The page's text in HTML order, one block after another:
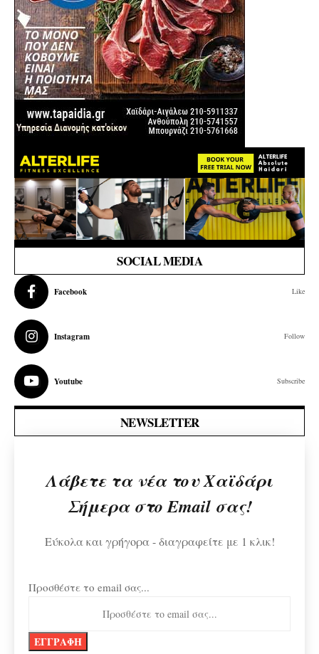
SOCIAL MEDIA
Facebook Like
Instagram Follow
Youtube Subscribe
NEWSLETTER
Λάβετε τα νέα του Χαϊδάρι
Σήμερα στο Email σας!
Εύκολα και γρήγορα - διαγραφείτε με 1 κλικ!
Προσθέστε το email σας...